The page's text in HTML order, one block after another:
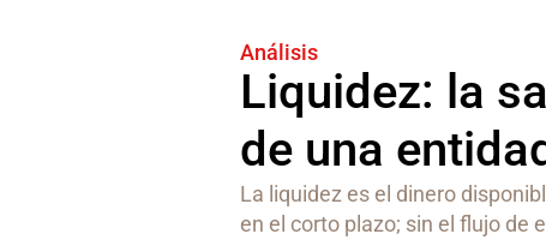
Análisis
Liquidez: la
de una
La liquidez es el dinero
en el corto plazo; sin el flujo de